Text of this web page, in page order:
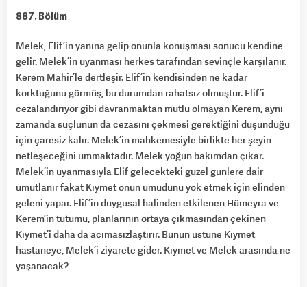
887. Bölüm
Melek, Elif’in yanına gelip onunla konuşması sonucu kendine
gelir. Melek’in uyanması herkes tarafından sevinçle karşılanır.
Kerem Mahir’le dertleşir. Elif’in kendisinden ne kadar
korktuğunu görmüş, bu durumdan rahatsız olmuştur. Elif’i
cezalandırıyor gibi davranmaktan mutlu olmayan Kerem, aynı
zamanda suçlunun da cezasını çekmesi gerektiğini düşündüğü
için çaresiz kalır. Melek’in mahkemesiyle birlikte her şeyin
netleşeceğini ummaktadır. Melek yoğun bakımdan çıkar.
Melek’in uyanmasıyla Elif gelecekteki güzel günlere dair
umutlanır fakat Kıymet onun umudunu yok etmek için elinden
geleni yapar. Elif’in duygusal halinden etkilenen Hümeyra ve
Kerem’in tutumu, planlarının ortaya çıkmasından çekinen
Kıymet’i daha da acımasızlaştırır. Bunun üstüne Kıymet
hastaneye, Melek’i ziyarete gider. Kıymet ve Melek arasında ne
yaşanacak?